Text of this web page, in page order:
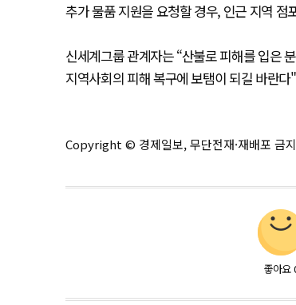
추가 물품 지원을 요청할 경우, 인근 지역
신세계그룹 관계자는 “산불로 피해를 입은
지역사회의 피해 복구에 보탬이 되길 바란다
Copyright © 경제일보, 무단전재·재배포 금지
좋아요